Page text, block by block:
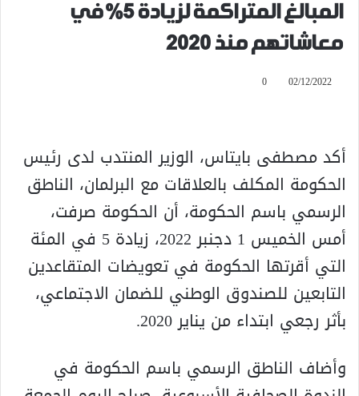
المبالغ المتراكمة لزيادة 5% في
معاشاتهم منذ 2020
02/12/2022
0
أكد مصطفى بايتاس، الوزير المنتدب لدى رئيس
الحكومة المكلف بالعلاقات مع البرلمان، الناطق
الرسمي باسم الحكومة، أن الحكومة صرفت،
أمس الخميس 1 دجنبر 2022، زيادة 5 في المئة
التي أقرتها الحكومة في تعويضات المتقاعدين
التابعين للصندوق الوطني للضمان الاجتماعي،
بأثر رجعي ابتداء من يناير 2020.
وأضاف الناطق الرسمي باسم الحكومة في